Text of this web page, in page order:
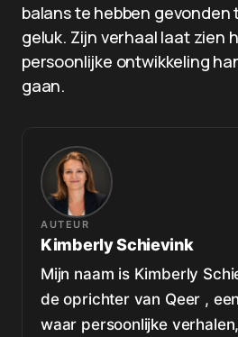
balans te hebben gevonden
geluk. Zijn verhaal laat zien
persoonlijke ontwikkeling
gaan.
AUTEUR
Kimberly Schievink
Mijn naam is Kimberly
de oprichter van Qeer ,
waar persoonlijke